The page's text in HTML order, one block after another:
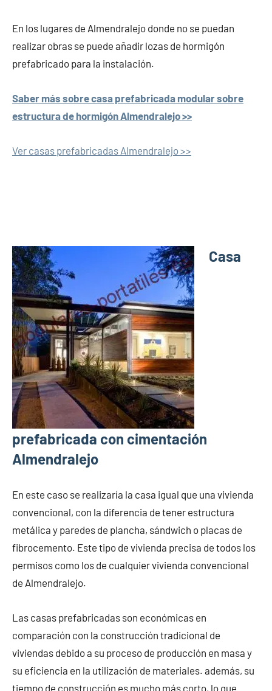
En los lugares de Almendralejo donde no se puedan
realizar obras se puede añadir lozas de hormigón
prefabricado para la instalación.
Saber más sobre casa prefabricada modular sobre
estructura de hormigón Almendralejo >>
Ver casas prefabricadas Almendralejo >>
Casa
prefabricada con cimentación
Almendralejo
En este caso se realizaría la casa igual que una vivienda
convencional, con la diferencia de tener estructura
metálica y paredes de plancha, sándwich o placas de
fibrocemento. Este tipo de vivienda precisa de todos los
permisos como los de cualquier vivienda convencional
de Almendralejo.
Las casas prefabricadas son económicas en
comparación con la construcción tradicional de
viviendas debido a su proceso de producción en masa y
su eficiencia en la utilización de materiales. además, su
tiempo de construcción es mucho más corto, lo que